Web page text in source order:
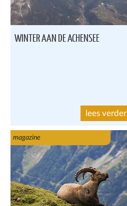
WINTER AAN DE ACHENSEE
lees verder
magazine